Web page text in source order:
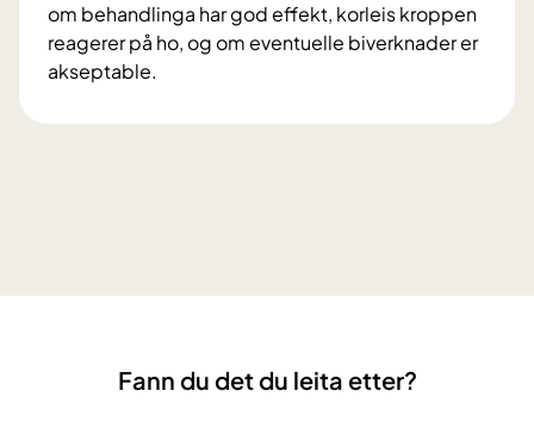
om behandlinga har god effekt, korleis kroppen
reagerer på ho, og om eventuelle biverknader er
akseptable.
v
i
Fann du det du leita etter?